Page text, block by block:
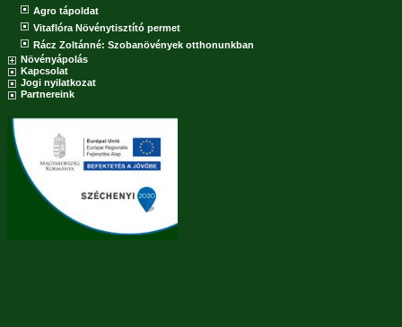
Agro tápoldat
Vitaflóra Növénytisztító permet
Rácz Zoltánné: Szobanövények otthonunkban
Növényápolás
Kapcsolat
Jogi nyilatkozat
Partnereink